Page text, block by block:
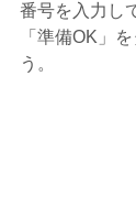
番号を入力し
「準備OK」
う。